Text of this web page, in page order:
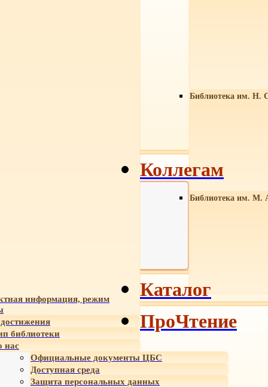
Библиотека им. Н.
Библиотека им. М.
информация, режим
библиотеки
нас
Официальные документы ЦБС
Доступная среда
Защита персональных данных
Коллегам
Каталог
ПроЧтение